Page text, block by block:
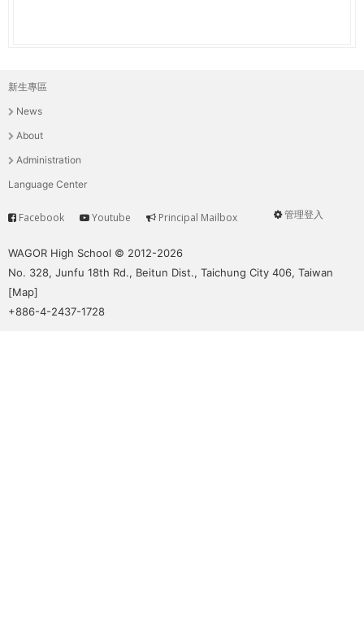
主
選
單
新生專區
News
About
Administration
Language Center
User
管理登入
Service
Facebook Youtube Principal Mailbox
WAGOR High School © 2012-2026
No. 328, Junfu 18th Rd., Beitun Dist., Taichung City 406, Taiwan
[Map]
+886-4-2437-1728